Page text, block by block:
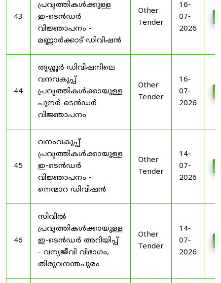
43
പ്രവൃത്തികൾക്കുള്ള
ഇ-ടെൻഡർ
വിജ്ഞാപനം -
മണ്ണാർക്കാട് ഡിവിഷൻ
Other
Tender
16-
07-
2026
44
തൃശ്ശൂർ ഡിവിഷനിലെ
വനവകുപ്പ്
പ്രവൃത്തികൾക്കായുള്ള
പുനർ-ടെൻഡർ
വിജ്ഞാപനം
Other
Tender
16-
07-
2026
45
വനംവകുപ്പ്
പ്രവൃത്തികൾക്കായുള്ള
ഇ-ടെൻഡർ
വിജ്ഞാപനം -
നെന്മാറ ഡിവിഷൻ
Other
Tender
14-
07-
2026
46
സിവിൽ
പ്രവൃത്തികൾക്കായുള്ള
ഇ-ടെൻഡർ അറിയിപ്പ്
- വന്യജീവി വിഭാഗം,
തിരുവനന്തപുരം
Other
Tender
14-
07-
2026